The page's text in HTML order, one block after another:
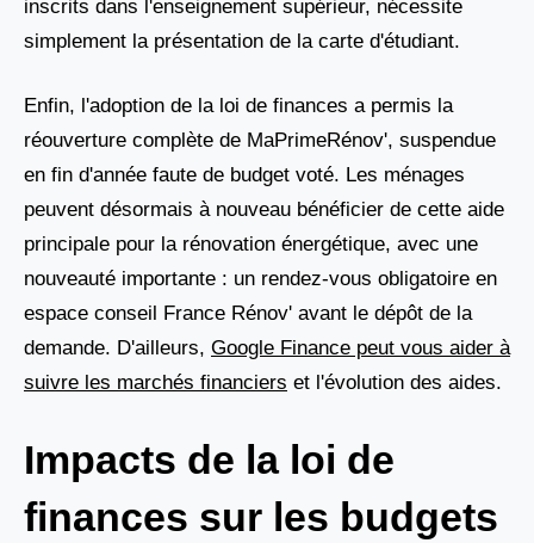
inscrits dans l'enseignement supérieur, nécessite
simplement la présentation de la carte d'étudiant.
Enfin, l'adoption de la loi de finances a permis la
réouverture complète de MaPrimeRénov', suspendue
en fin d'année faute de budget voté. Les ménages
peuvent désormais à nouveau bénéficier de cette aide
principale pour la rénovation énergétique, avec une
nouveauté importante : un rendez-vous obligatoire en
espace conseil France Rénov' avant le dépôt de la
demande. D'ailleurs, Google Finance peut vous aider à
suivre les marchés financiers et l'évolution des aides.
Impacts de la loi de
finances sur les budgets